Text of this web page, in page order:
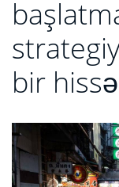
bir